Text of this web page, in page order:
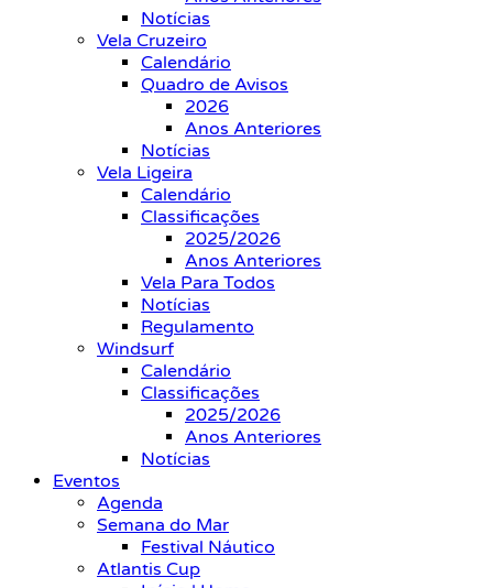
Notícias
Vela Cruzeiro
Calendário
Quadro de Avisos
2026
Anos Anteriores
Notícias
Vela Ligeira
Calendário
Classificações
2025/2026
Anos Anteriores
Vela Para Todos
Notícias
Regulamento
Windsurf
Calendário
Classificações
2025/2026
Anos Anteriores
Notícias
Eventos
Agenda
Semana do Mar
Festival Náutico
Atlantis Cup